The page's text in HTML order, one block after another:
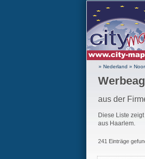
» Nederland »
aus der
Diese Liste
aus Haarlem.
241 Einträge